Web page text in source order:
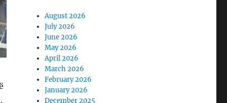
August 2026
July 2026
June 2026
May 2026
April 2026
March 2026
February 2026
January 2026
December 2025